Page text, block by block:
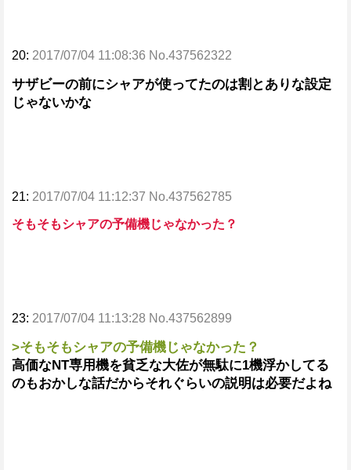
20: 2017/07/04 11:08:36 No.437562322
サザビーの前にシャアが使ってたのは割とありな設定
じゃないかな
21: 2017/07/04 11:12:37 No.437562785
そもそもシャアの予備機じゃなかった？
23: 2017/07/04 11:13:28 No.437562899
>そもそもシャアの予備機じゃなかった？
高価なNT専用機を貧乏な大佐が無駄に1機浮かしてる
のもおかしな話だからそれぐらいの説明は必要だよね